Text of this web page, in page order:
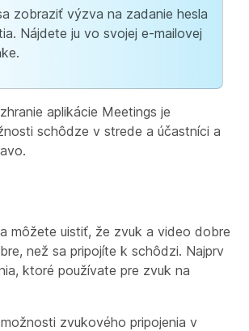
zobraziť výzva na zadanie hesla
Nájdete ju vo svojej e-mailovej
aplikácie Meetings je
schôdze v strede a účastníci a
môžete uistiť, že zvuk a video dobre
než sa pripojíte k schôdzi. Najprv
ktoré používate pre zvuk na
zvukového pripojenia v